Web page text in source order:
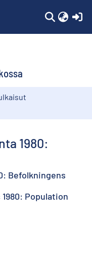
1980:
Befolkningens
Population